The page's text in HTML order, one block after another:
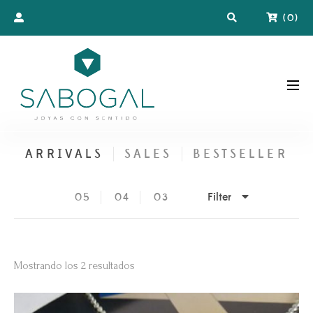
(0)
ARRIVALS SALES BESTSELLER
05 04 03 Filter
Mostrando los 2 resultados
los